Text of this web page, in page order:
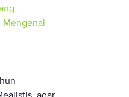
Mengenal